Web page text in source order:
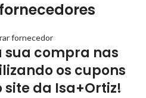
fornecedor
sua compra nas
os cupons
da Isa+Ortiz!